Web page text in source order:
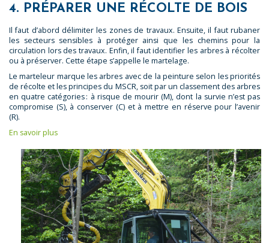
4. PRÉPARER UNE RÉCOLTE DE BOIS
Il faut d’abord délimiter les zones de travaux. Ensuite, il faut rubaner
les secteurs sensibles à protéger ainsi que les chemins pour la
circulation lors des travaux. Enfin, il faut identifier les arbres à récolter
ou à préserver. Cette étape s’appelle le martelage.
Le marteleur marque les arbres avec de la peinture selon les priorités
de récolte et les principes du MSCR, soit par un classement des arbres
en quatre catégories : à risque de mourir (M), dont la survie n’est pas
compromise (S), à conserver (C) et à mettre en réserve pour l’avenir
(R).
En savoir plus